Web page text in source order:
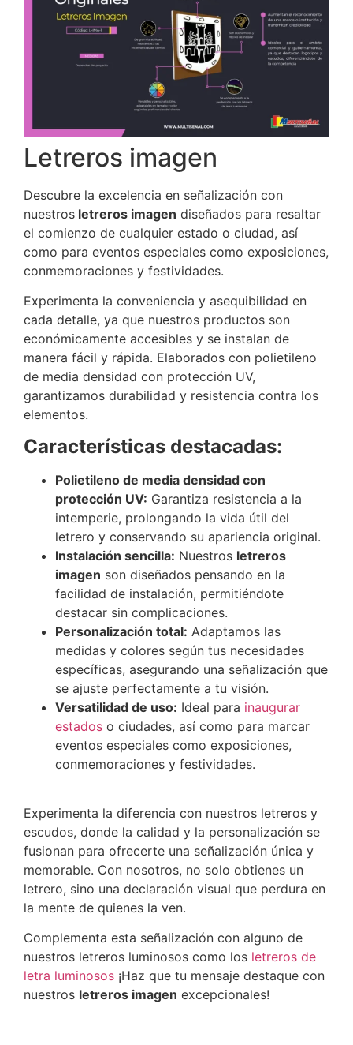
Letreros imagen
Descubre la excelencia en señalización con
nuestros letreros imagen diseñados para resaltar
el comienzo de cualquier estado o ciudad, así
como para eventos especiales como exposiciones,
conmemoraciones y festividades.
Experimenta la conveniencia y asequibilidad en
cada detalle, ya que nuestros productos son
económicamente accesibles y se instalan de
manera fácil y rápida. Elaborados con polietileno
de media densidad con protección UV,
garantizamos durabilidad y resistencia contra los
elementos.
Características destacadas:
Polietileno de media densidad con
protección UV: Garantiza resistencia a la
intemperie, prolongando la vida útil del
letrero y conservando su apariencia original.
Instalación sencilla: Nuestros letreros
imagen son diseñados pensando en la
facilidad de instalación, permitiéndote
destacar sin complicaciones.
Personalización total: Adaptamos las
medidas y colores según tus necesidades
específicas, asegurando una señalización que
se ajuste perfectamente a tu visión.
Versatilidad de uso: Ideal para inaugurar
estados o ciudades, así como para marcar
eventos especiales como exposiciones,
conmemoraciones y festividades.
Experimenta la diferencia con nuestros letreros y
escudos, donde la calidad y la personalización se
fusionan para ofrecerte una señalización única y
memorable. Con nosotros, no solo obtienes un
letrero, sino una declaración visual que perdura en
la mente de quienes la ven.
Complementa esta señalización con alguno de
nuestros letreros luminosos como los letreros de
letra luminosos ¡Haz que tu mensaje destaque con
nuestros letreros imagen excepcionales!